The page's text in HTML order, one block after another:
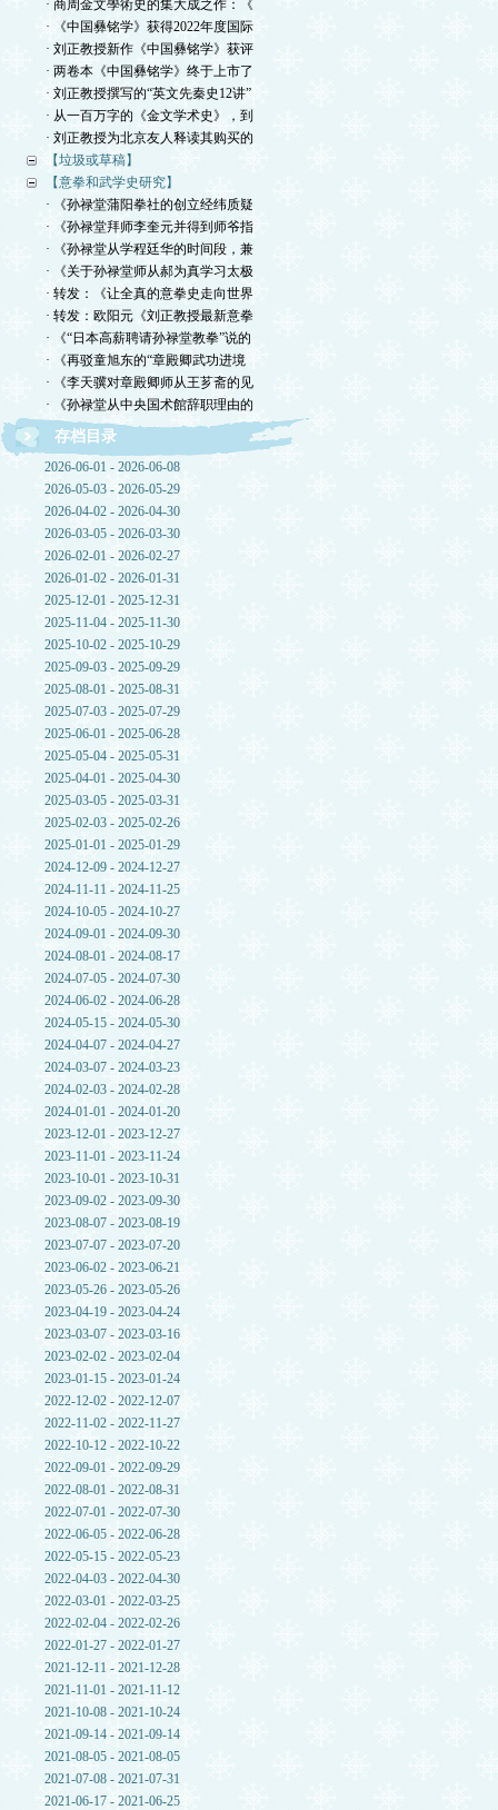
· 商周金文學術史的集大成之作：《
· 《中国彝铭学》获得2022年度国际
· 刘正教授新作《中国彝铭学》获评
· 两卷本《中国彝铭学》终于上市了
· 刘正教授撰写的“英文先秦史12讲”
· 从一百万字的《金文学术史》，到
· 刘正教授为北京友人释读其购买的
【垃圾或草稿】
【意拳和武学史研究】
· 《孙禄堂蒲阳拳社的创立经纬质疑
· 《孙禄堂拜师李奎元并得到师爷指
· 《孙禄堂从学程廷华的时间段，兼
· 《关于孙禄堂师从郝为真学习太极
· 转发：《让全真的意拳史走向世界
· 转发：欧阳元《刘正教授最新意拳
· 《“日本高薪聘请孙禄堂教拳”说的
· 《再驳童旭东的“章殿卿武功进境
· 《李天骥对章殿卿师从王芗斋的见
· 《孙禄堂从中央国术館辞职理由的
存档目录
2026-06-01 - 2026-06-08
2026-05-03 - 2026-05-29
2026-04-02 - 2026-04-30
2026-03-05 - 2026-03-30
2026-02-01 - 2026-02-27
2026-01-02 - 2026-01-31
2025-12-01 - 2025-12-31
2025-11-04 - 2025-11-30
2025-10-02 - 2025-10-29
2025-09-03 - 2025-09-29
2025-08-01 - 2025-08-31
2025-07-03 - 2025-07-29
2025-06-01 - 2025-06-28
2025-05-04 - 2025-05-31
2025-04-01 - 2025-04-30
2025-03-05 - 2025-03-31
2025-02-03 - 2025-02-26
2025-01-01 - 2025-01-29
2024-12-09 - 2024-12-27
2024-11-11 - 2024-11-25
2024-10-05 - 2024-10-27
2024-09-01 - 2024-09-30
2024-08-01 - 2024-08-17
2024-07-05 - 2024-07-30
2024-06-02 - 2024-06-28
2024-05-15 - 2024-05-30
2024-04-07 - 2024-04-27
2024-03-07 - 2024-03-23
2024-02-03 - 2024-02-28
2024-01-01 - 2024-01-20
2023-12-01 - 2023-12-27
2023-11-01 - 2023-11-24
2023-10-01 - 2023-10-31
2023-09-02 - 2023-09-30
2023-08-07 - 2023-08-19
2023-07-07 - 2023-07-20
2023-06-02 - 2023-06-21
2023-05-26 - 2023-05-26
2023-04-19 - 2023-04-24
2023-03-07 - 2023-03-16
2023-02-02 - 2023-02-04
2023-01-15 - 2023-01-24
2022-12-02 - 2022-12-07
2022-11-02 - 2022-11-27
2022-10-12 - 2022-10-22
2022-09-01 - 2022-09-29
2022-08-01 - 2022-08-31
2022-07-01 - 2022-07-30
2022-06-05 - 2022-06-28
2022-05-15 - 2022-05-23
2022-04-03 - 2022-04-30
2022-03-01 - 2022-03-25
2022-02-04 - 2022-02-26
2022-01-27 - 2022-01-27
2021-12-11 - 2021-12-28
2021-11-01 - 2021-11-12
2021-10-08 - 2021-10-24
2021-09-14 - 2021-09-14
2021-08-05 - 2021-08-05
2021-07-08 - 2021-07-31
2021-06-17 - 2021-06-25